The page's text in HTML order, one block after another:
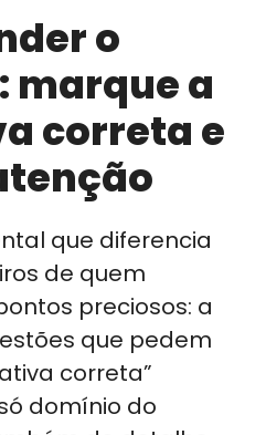
o
marque a
correta e
que diferencia
de quem
preciosos: a
que pedem
correta”
domínio do